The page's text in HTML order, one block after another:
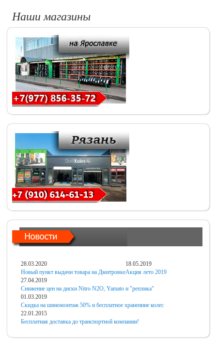
Наши магазины
28.03.2020
Новый пункт выдачи товара на Дмитровке
18.05.2019
Акция лето 2019
27.04.2019
Снижение цен на диски Nitro N2O, Yamato и "реплика"
01.03.2019
Скидка на шиномонтаж 50% и бесплатное хранениие колес
22.01.2015
Бесплатная доставка до транспортной компании!